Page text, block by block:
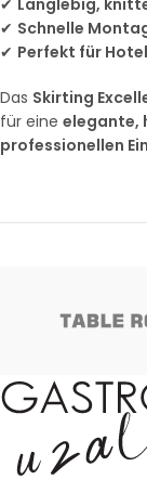
✔ Langlebig,
✔ Schnelle
✔ Perfekt für
Das Skirting
für eine elegante,
professionellen